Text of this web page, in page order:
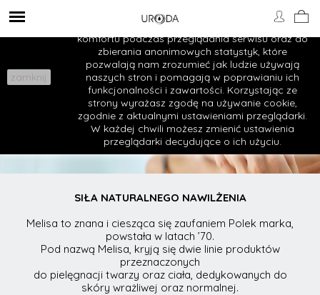
SIŁA NATURALNEGO NAWILŻENIA
Melisa to znana i ciesząca się zaufaniem Polek marka,
powstała w latach ’70.
Pod nazwą Melisa, kryją się dwie linie produktów
przeznaczonych
do pielęgnacji twarzy oraz ciała, dedykowanych do
skóry wrażliwej oraz normalnej.
zamknij
Nasza strona internetowa stosuje pliki
cookies w celu: zapewnienia Ci maksymalnego
komfortu podczas przeglądania serwisu oraz do
zbierania anonimowych statystyk, które
pozwalają nam zrozumieć jak ludzie używają
naszych stron i pomagają w poprawianiu ich
funkcjonalności i zawartości. Korzystając ze
strony wyrażasz zgodę na używanie cookie,
zgodnie z aktualnymi ustawieniami przeglądarki.
W każdej chwili możesz zmienić ustawienia
przeglądarki decydujące o ich użyciu.